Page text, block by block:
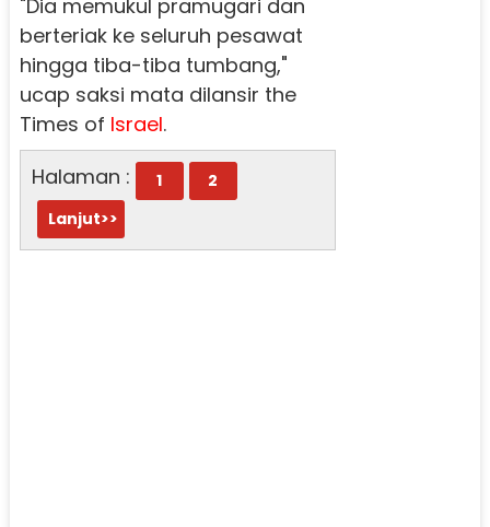
"Dia memukul pramugari dan
berteriak ke seluruh pesawat
hingga tiba-tiba tumbang,"
ucap saksi mata dilansir the
Times of Israel.
Halaman :
1
2
Lanjut>>